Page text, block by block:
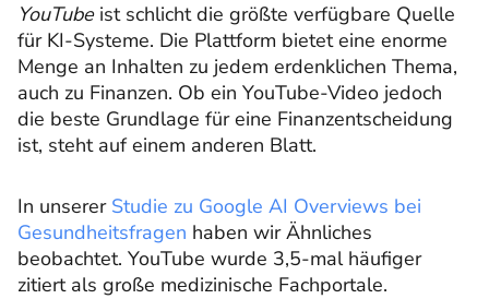
YouTubeist schlicht die größte verfügbare Quelle
für KI-Systeme. Die Plattform bietet eine enorme
Menge an Inhalten zu jedem erdenklichen Thema,
auch zu Finanzen. Ob ein YouTube-Video jedoch
die beste Grundlage für eine Finanzentscheidung
ist, steht auf einem anderen Blatt.
In unserer Studie zu Google AI Overviews bei
Gesundheitsfragen haben wir Ähnliches
beobachtet. YouTube wurde 3,5-mal häufiger
zitiert als große medizinische Fachportale.